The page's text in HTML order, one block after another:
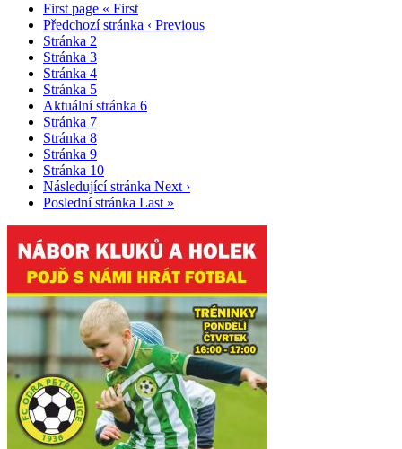
First page « First
Předchozí stránka ‹ Previous
Stránka 2
Stránka 3
Stránka 4
Stránka 5
Aktuální stránka 6
Stránka 7
Stránka 8
Stránka 9
Stránka 10
Následující stránka Next ›
Poslední stránka Last »